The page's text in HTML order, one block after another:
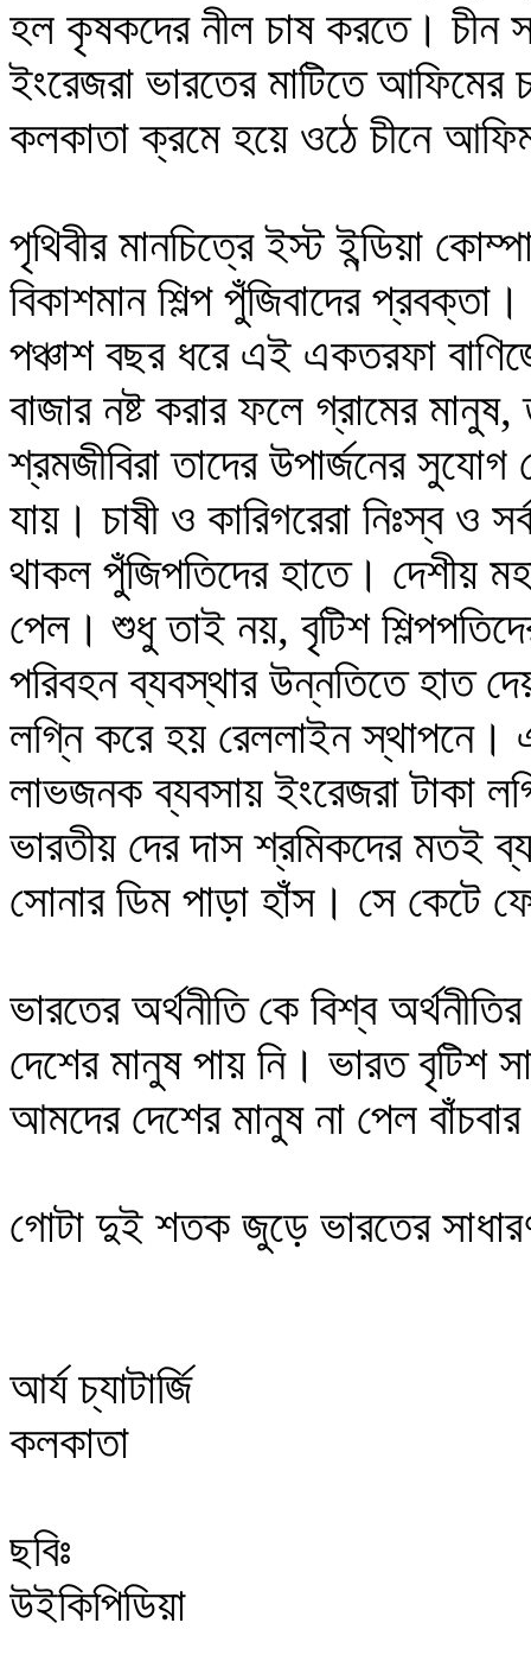
হল কৃষকদের নীল চাষ করতে। চীন
ইংরেজরা ভারতের মাটিতে আফিমের
কলকাতা ক্রমে হয়ে ওঠে চীনে
পৃথিবীর মানচিত্রে ইস্ট ইন্ডিয়া
বিকাশমান শিল্প পুঁজিবাদের
পঞ্চাশ বছর ধরে এই একতরফা
বাজার নষ্ট করার ফলে গ্রামের
শ্রমজীবিরা তাদের উপার্জনের
যায়। চাষী ও কারিগরেরা নিঃস্ব
থাকল পুঁজিপতিদের হাতে। দেশীয়
পেল। শুধু তাই নয়, বৃটিশ
পরিবহন ব্যবস্থার উন্নতিতে হাত
লগ্নি করে হয় রেললাইন স্থাপনে।
লাভজনক ব্যবসায় ইংরেজরা টাকা
ভারতীয় দের দাস শ্রমিকদের মতই
সোনার ডিম পাড়া হাঁস। সে কেটে
ভারতের অর্থনীতি কে বিশ্ব
দেশের মানুষ পায় নি। ভারত বৃটিশ
আমদের দেশের মানুষ না পেল
গোটা দুই শতক জুড়ে ভারতের
আর্য চ্যাটার্জি
কলকাতা
ছবিঃ
উইকিপিডিয়া